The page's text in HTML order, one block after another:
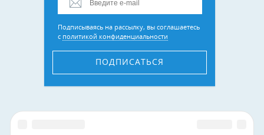
Подписываясь на рассылку, вы соглашаетесь
с политикой конфиденциальности
ПОДПИСАТЬСЯ